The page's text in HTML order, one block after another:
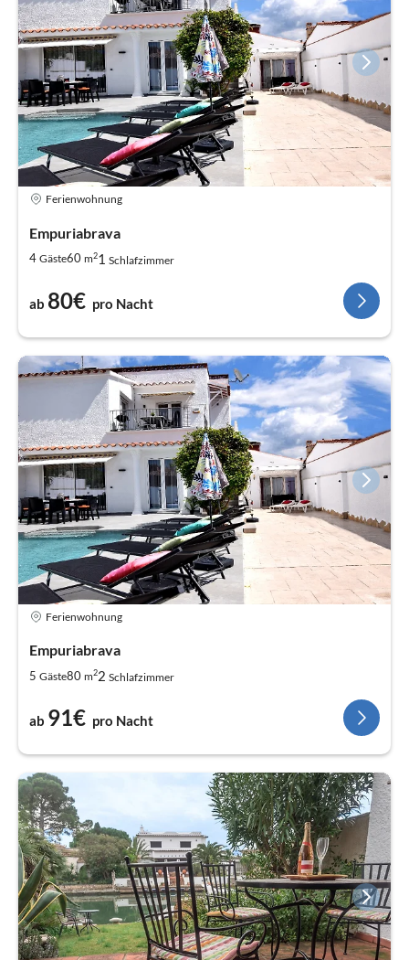
Ferienwohnung
Empuriabrava
4 Gäste60 m21 Schlafzimmer
ab 80€ pro Nacht
Ferienwohnung
Empuriabrava
5 Gäste80 m22 Schlafzimmer
ab 91€ pro Nacht